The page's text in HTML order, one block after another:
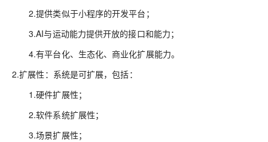
2.提供类似于小程序的开发平台；
3.AI与运动能力提供开放的接口和能力；
4.有平台化、生态化、商业化扩展能力。
2.扩展性：系统是可扩展，包括：
1.硬件扩展性；
2.软件系统扩展性；
3.场景扩展性；